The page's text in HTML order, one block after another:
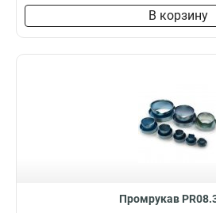
В корзину
Промрукав